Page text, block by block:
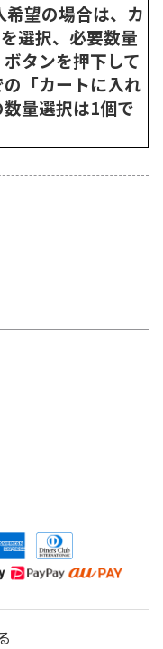
望の場合は、カ
選択、必要数量
タンを押下して
「カートに入れ
量選択は1個で